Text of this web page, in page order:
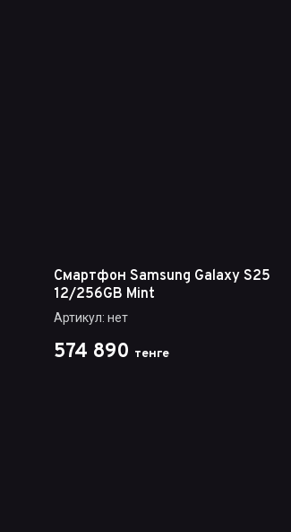
Смартфон Samsung Galaxy S25
12/256GB Mint
Артикул: нет
574 890 тенге